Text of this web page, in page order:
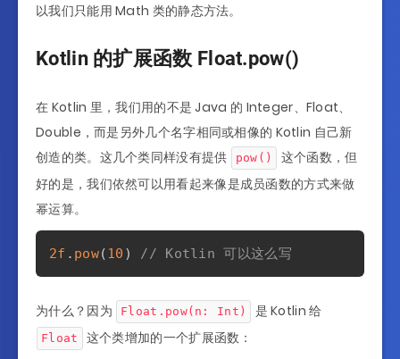
以我们只能用 Math 类的静态方法。
Kotlin 的扩展函数 Float.pow()
在 Kotlin 里，我们用的不是 Java 的 Integer、Float、
Double，而是另外几个名字相同或相像的 Kotlin 自己新
创造的类。这几个类同样没有提供
pow()
这个函数，但
好的是，我们依然可以用看起来像是成员函数的方式来做
幂运算。
2f . pow(10 ) // Kotlin 可以这么写
为什么？因为 Float.pow(n: Int) 是 Kotlin 给
Float 这个类增加的一个扩展函数：